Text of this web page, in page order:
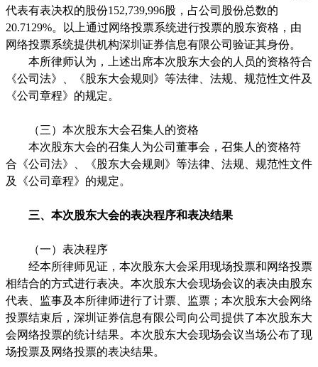
代表有表决权的股份152,739,996股，占公司股份总数的
20.7129%。以上通过网络投票系统进行投票的股东资格，由
网络投票系统提供机构深圳证券信息有限公司验证其身份。
本所律师认为，上述出席本次股东大会的人员的资格符合
《公司法》、《股东大会规则》等法律、法规、规范性文件及
《公司章程》的规定。
（三）本次股东大会召集人的资格
本次股东大会的召集人为公司董事会，召集人的资格符
合《公司法》、《股东大会规则》等法律、法规、规范性文件
及《公司章程》的规定。
三、本次股东大会的表决程序和表决结果
（一）表决程序
经本所律师见证，本次股东大会采用现场投票和网络投票
相结合的方式进行表决。本次股东大会现场会议的表决由股东
代表、监事及本所律师进行了计票、监票；本次股东大会网络
投票结束后，深圳证券信息有限公司向公司提供了本次股东大
会网络投票的统计结果。本次股东大会现场会议当场公布了现
场投票及网络投票的表决结果。